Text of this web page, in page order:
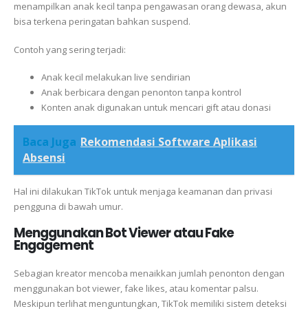
menampilkan anak kecil tanpa pengawasan orang dewasa, akun
bisa terkena peringatan bahkan suspend.
Contoh yang sering terjadi:
Anak kecil melakukan live sendirian
Anak berbicara dengan penonton tanpa kontrol
Konten anak digunakan untuk mencari gift atau donasi
Baca Juga Rekomendasi Software Aplikasi
Absensi
Hal ini dilakukan TikTok untuk menjaga keamanan dan privasi
pengguna di bawah umur.
Menggunakan Bot Viewer atau Fake
Engagement
Sebagian kreator mencoba menaikkan jumlah penonton dengan
menggunakan bot viewer, fake likes, atau komentar palsu.
Meskipun terlihat menguntungkan, TikTok memiliki sistem deteksi